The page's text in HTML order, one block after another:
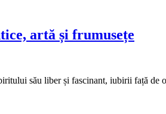
artă și frumusețe
său liber și fascinant, iubirii față de